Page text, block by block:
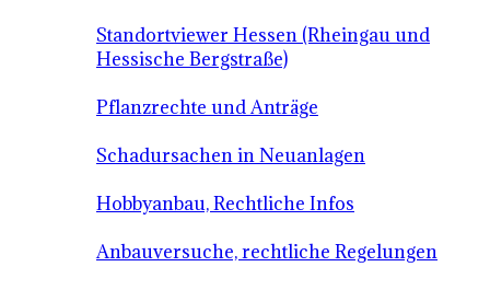
Standortviewer Hessen (Rheingau und
Hessische Bergstraße)
Pflanzrechte und Anträge
Schadursachen in Neuanlagen
Hobbyanbau, Rechtliche Infos
Anbauversuche, rechtliche Regelungen